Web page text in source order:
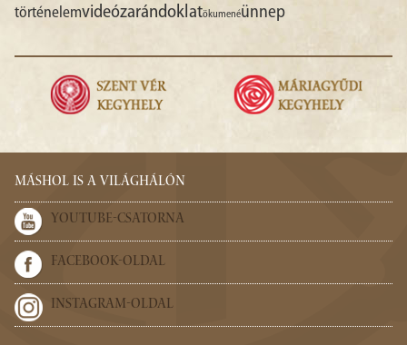
történelemvideózarándoklatökumenéünnep
MÁSHOL IS A VILÁGHÁLÓN
YOUTUBE-CSATORNA
FACEBOOK-OLDAL
INSTAGRAM-OLDAL